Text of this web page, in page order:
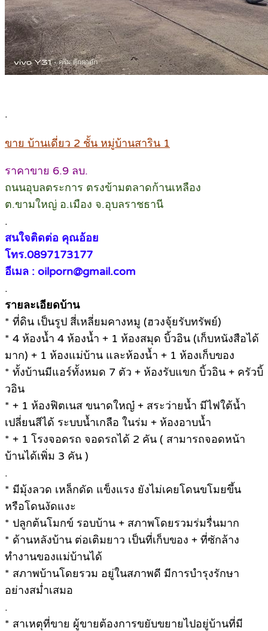
.
ขาย บ้านเดี่ยว 2 ชั้น หมู่บ้านสาริน 1
ราคาขาย 6.9 ลบ.
ถนนอุบลตระการ ตรงข้ามตลาดก้านเหลือง
ต.ขามใหญ่ อ.เมือง จ.อุบลราชธานี
.
สนใจติดต่อ คุณอ้อย
โทร.0897173177
อีเมล : oilporn@gmail.com
.
รายละเอียดบ้าน
* ที่ดิน เป็นรูป สี่เหลี่ยมคางหมู (ฮวงจุ้ยรับทรัพย์)
* 4 ห้องน้ำ 4 ห้องน้ำ + 1 ห้องสมุด บิ้วอิน (เก็บหนังสือได้
มาก) + 1 ห้องแม่บ้าน และห้องน้ำ + 1 ห้องเก็บของ
* ทั้งบ้านมีแอร์ทั้งหมด 7 ตัว + ห้องรับแขก บิ้วอิน + ครัวบิ้
วอิน
* + 1 ห้องฟิตเนส ขนาดใหญ๋ + สระว่ายน้ำ มีไฟใต้น้ำ
เปลี่ยนสีได้ ระบบน้ำเกลือ ในร่ม + ห้องอาบน้ำ
* + 1 โรงจอดรถ จอดรถได้ 2 คัน ( สามารถจอดหน้า
บ้านได้เพิ่ม 3 คัน )
.
* มีมุ้งลวด เหล็กดัด แข็งแรง ยังไม่เคยโดนขโมยขึ้น
หรือโดนงัดแงะ
* ปลูกต้นโมกข์ รอบบ้าน + สภาพโดยรวมร่มรื่นมาก
* ด้านหลังบ้าน ต่อเติมยาว เป็นที่เก็บของ + ที่ซักล้าง
ทำงานของแม่บ้านได้
* สภาพบ้านโดยรวม อยู่ในสภาพดี มีการบำรุงรักษา
อย่างสม่ำเสมอ
.
* สาเหตุที่ขาย ผู้ขายต้องการขยับขยายไปอยู่บ้านที่มี